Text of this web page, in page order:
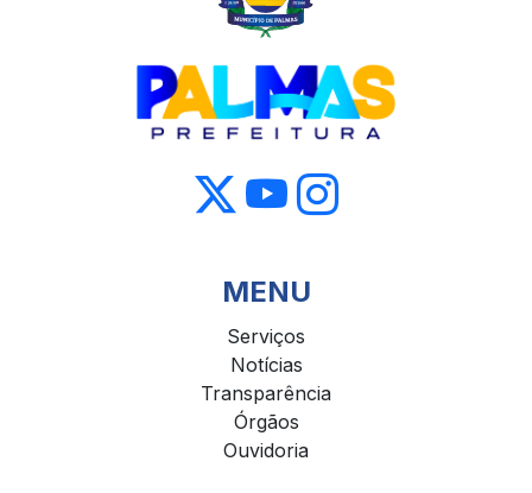
MENU
Serviços
Notícias
Transparência
Órgãos
Ouvidoria